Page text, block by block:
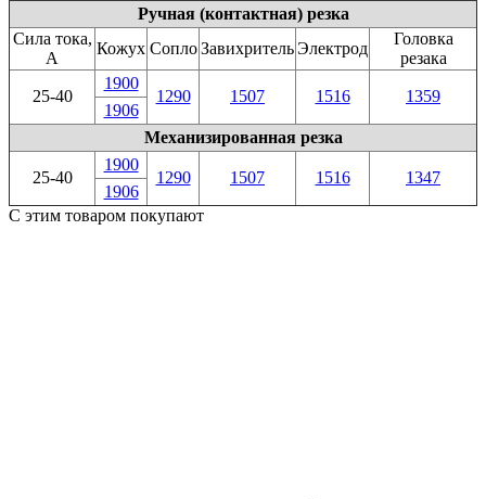
Ручная (контактная) резка
Сила тока,
А
Кожух Сопло ЗавихрительЭлектрод
Головка
резака
25-40
1900
1290 1507 1516 1359
1906
Механизированная резка
25-40
1900
1290 1507 1516 1347
1906
С этим товаром покупают